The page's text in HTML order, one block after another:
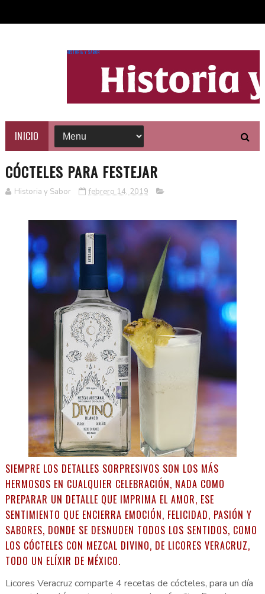
HISTORIA Y SABOR
INICIO
CÓCTELES PARA FESTEJAR
Historia y Sabor febrero 14, 2019
SIEMPRE LOS DETALLES SORPRESIVOS SON LOS MÁS
HERMOSOS EN CUALQUIER CELEBRACIÓN, NADA COMO
PREPARAR UN DETALLE QUE IMPRIMA EL AMOR, ESE
SENTIMIENTO QUE ENCIERRA EMOCIÓN, FELICIDAD, PASIÓN Y
SABORES, DONDE SE DESNUDEN TODOS LOS SENTIDOS, COMO
LOS CÓCTELES CON MEZCAL DIVINO, DE LICORES VERACRUZ,
TODO UN ELÍXIR DE MÉXICO.
Licores Veracruz comparte 4 recetas de cócteles, para un día